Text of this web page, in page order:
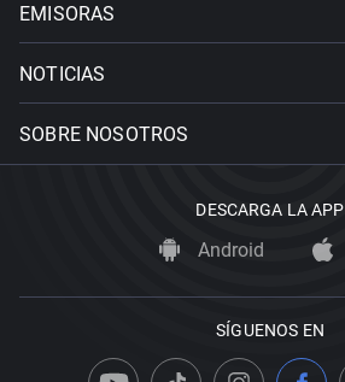
EMISORAS
NOTICIAS
SOBRE NOSOTROS
DESCARGA LA APP
Android
SÍGUENOS EN